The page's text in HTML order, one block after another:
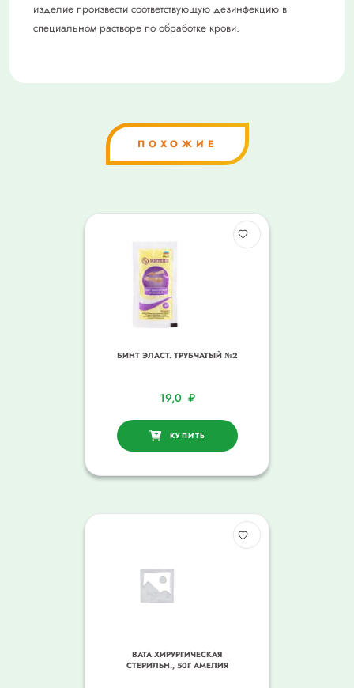
изделие произвести соответствующую дезинфекцию в
специальном растворе по обработке крови.
ПОХОЖИЕ
БИНТ ЭЛАСТ. ТРУБЧАТЫЙ №2
19,0 ₽
КУПИТЬ
ВАТА ХИРУРГИЧЕСКАЯ
СТЕРИЛЬН., 50Г АМЕЛИЯ